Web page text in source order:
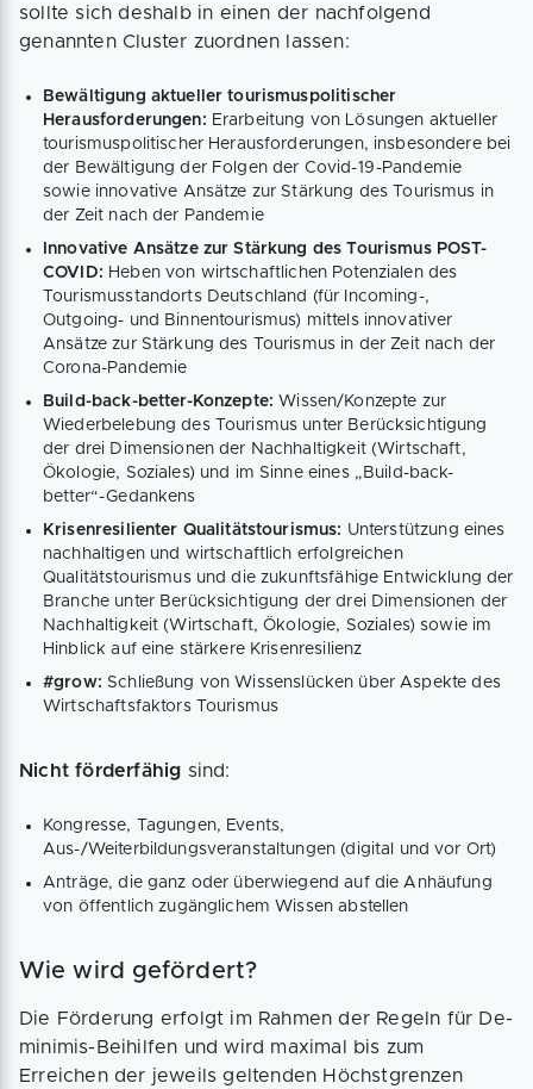
sollte sich deshalb in einen der nachfolgend
genannten Cluster zuordnen lassen:
Bewältigung aktueller tourismuspolitischer
Herausforderungen: Erarbeitung von Lösungen aktueller
tourismuspolitischer Herausforderungen, insbesondere bei
der Bewältigung der Folgen der Covid-19-Pandemie
sowie innovative Ansätze zur Stärkung des Tourismus in
der Zeit nach der Pandemie
Innovative Ansätze zur Stärkung des Tourismus POST-
COVID: Heben von wirtschaftlichen Potenzialen des
Tourismusstandorts Deutschland (für Incoming-,
Outgoing- und Binnentourismus) mittels innovativer
Ansätze zur Stärkung des Tourismus in der Zeit nach der
Corona-Pandemie
Build-back-better-Konzepte: Wissen/Konzepte zur
Wiederbelebung des Tourismus unter Berücksichtigung
der drei Dimensionen der Nachhaltigkeit (Wirtschaft,
Ökologie, Soziales) und im Sinne eines „Build-back-
better“-Gedankens
Krisenresilienter Qualitätstourismus: Unterstützung eines
nachhaltigen und wirtschaftlich erfolgreichen
Qualitätstourismus und die zukunftsfähige Entwicklung der
Branche unter Berücksichtigung der drei Dimensionen der
Nachhaltigkeit (Wirtschaft, Ökologie, Soziales) sowie im
Hinblick auf eine stärkere Krisenresilienz
#grow: Schließung von Wissenslücken über Aspekte des
Wirtschaftsfaktors Tourismus
Nicht förderfähig sind:
Kongresse, Tagungen, Events,
Aus-/Weiterbildungsveranstaltungen (digital und vor Ort)
Anträge, die ganz oder überwiegend auf die Anhäufung
von öffentlich zugänglichem Wissen abstellen
Wie wird gefördert?
Die Förderung erfolgt im Rahmen der Regeln für De-
minimis-Beihilfen und wird maximal bis zum
Erreichen der jeweils geltenden Höchstgrenzen